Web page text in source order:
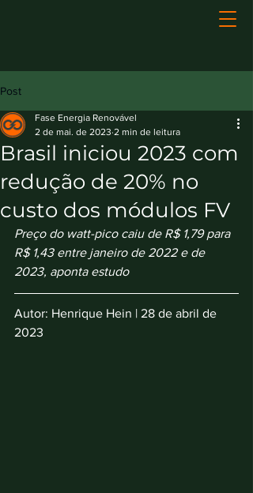
Post
Brasil iniciou 2023 com
redução de 20% no
custo dos módulos FV
Fase Energia Renovável
2 de mai. de 2023 2 min de leitura
Preço do watt-pico caiu de R$ 1,79 para
R$ 1,43 entre janeiro de 2022 e de
2023, aponta estudo
Autor: Henrique Hein | 28 de abril de
2023